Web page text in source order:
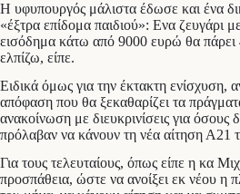
Η υφυπουργός μάλιστα έδωσε και ένα
«έξτρα επίδομα παιδιού»: Eνα ζευγάρι
εισόδημα κάτω από 9000 ευρώ θα
ελπίζω, είπε.
Ειδικά όμως για την έκτακτη ενίσχυση,
απόφαση που θα ξεκαθαρίζει τα
ανακοίνωση με διευκρινίσεις για όσους
πρόλαβαν να κάνουν τη νέα αίτηση Α21
Για τους τελευταίους, όπως είπε η κα
προσπάθεια, ώστε να ανοίξει εκ νέου η